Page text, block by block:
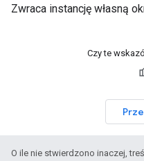
Zwraca instancję własną
Czy te
O ile nie stwierdzono inaczej,